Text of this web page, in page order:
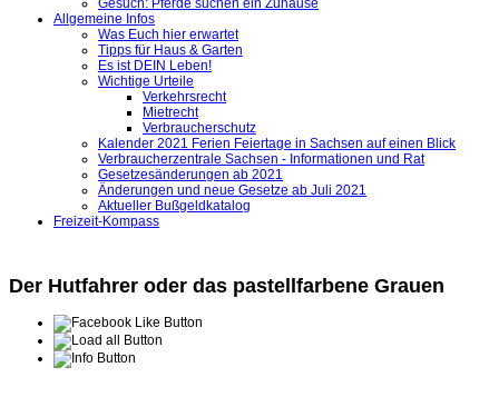
Gesuch: Pferde suchen ein Zuhause
Allgemeine Infos
Was Euch hier erwartet
Tipps für Haus & Garten
Es ist DEIN Leben!
Wichtige Urteile
Verkehrsrecht
Mietrecht
Verbraucherschutz
Kalender 2021 Ferien Feiertage in Sachsen auf einen Blick
Verbraucherzentrale Sachsen - Informationen und Rat
Gesetzesänderungen ab 2021
Änderungen und neue Gesetze ab Juli 2021
Aktueller Bußgeldkatalog
Freizeit-Kompass
Der Hutfahrer oder das pastellfarbene Grauen